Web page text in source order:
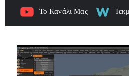
Το Κανάλι Μας